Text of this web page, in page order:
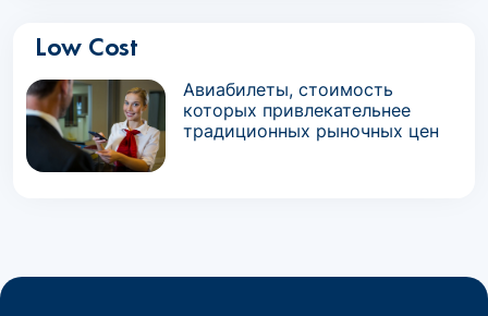
Low Cost
Авиабилеты, стоимость
которых привлекательнее
традиционных рыночных цен